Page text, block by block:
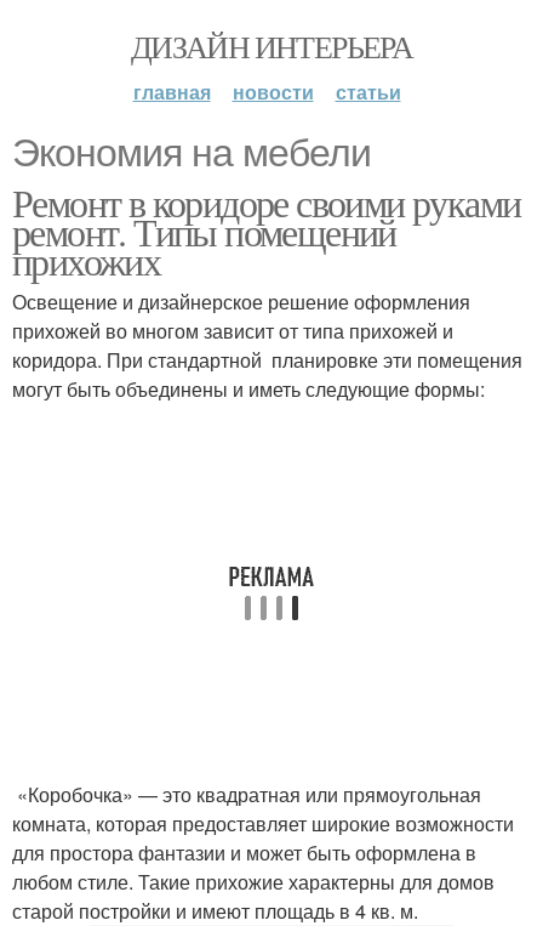
ДИЗАЙН ИНТЕРЬЕРА
главная новости статьи
Экономия на мебели
Ремонт в коридоре своими руками
ремонт. Типы помещений
прихожих
Освещение и дизайнерское решение оформления
прихожей во многом зависит от типа прихожей и
коридора. При стандартной планировке эти помещения
могут быть объединены и иметь следующие формы:
«Коробочка» — это квадратная или прямоугольная
комната, которая предоставляет широкие возможности
для простора фантазии и может быть оформлена в
любом стиле. Такие прихожие характерны для домов
старой постройки и имеют площадь в 4 кв. м.